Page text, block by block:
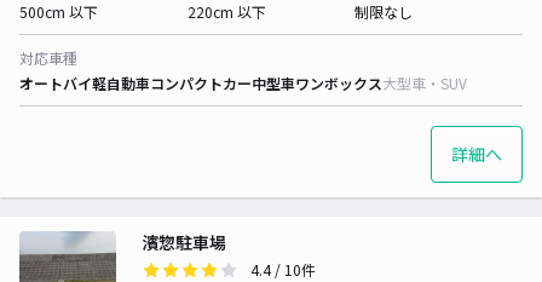
500cm 以下
220cm 以下
制限なし
対応車種
オートバイ軽自動車コンパクトカー中型車ワンボックス大型車・SUV
詳細へ
濱惣駐車場
4.4/ 10件